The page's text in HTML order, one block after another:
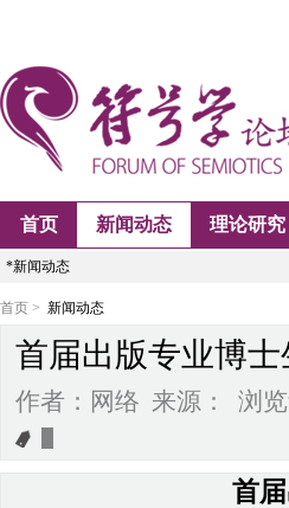
首页 新闻动态 理论研究
*新闻动态
首页 > 新闻动态
首届出版专业博士
作者：网络 来源： 浏
首